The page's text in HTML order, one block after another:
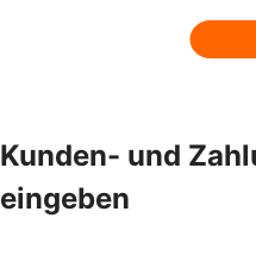
Kunden- und
eingeben